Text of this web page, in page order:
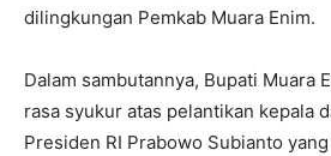
dilingkungan Pemkab Muara Enim.
Dalam sambutannya, Bupati Muara
rasa syukur atas pelantikan kepala
Presiden RI Prabowo Subianto